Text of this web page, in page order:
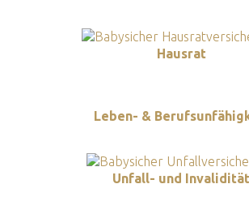
Hausrat
Leben- &
Unfall- und Invalidität